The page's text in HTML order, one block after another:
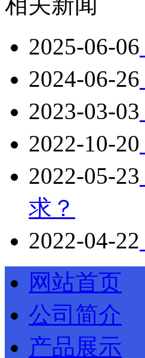
2025-06-06
2024-06-26
2023-03-03
2022-10-20
2022-05-23
求？
2022-04-22
网站首页
公司简介
产品展示